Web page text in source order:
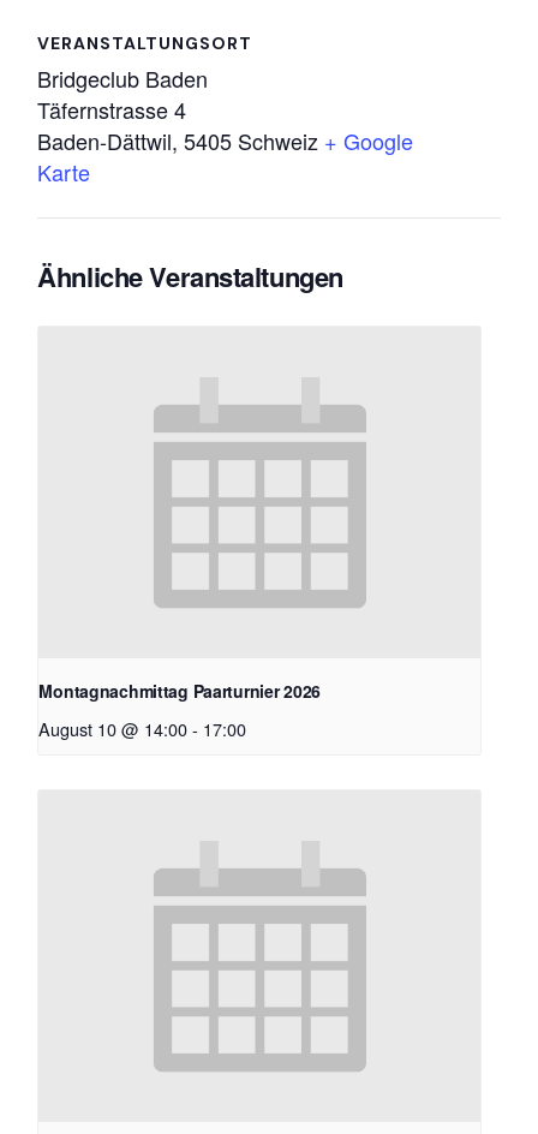
VERANSTALTUNGSORT
Bridgeclub Baden
Täfernstrasse 4
Baden-Dättwil, 5405 Schweiz + Google
Karte
Ähnliche Veranstaltungen
Montagnachmittag Paarturnier 2026
August 10 @ 14:00 - 17:00